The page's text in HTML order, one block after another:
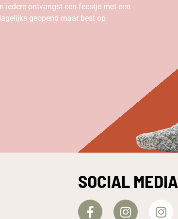
iedere ontvangst een feestje met een
geopend maar best op
SOCIAL MEDIA